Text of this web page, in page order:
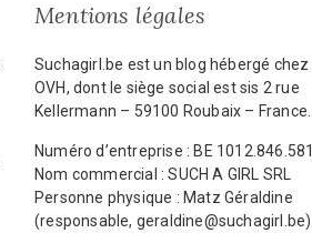
Mentions légales
Suchagirl.be est un blog hébergé chez
OVH, dont le siège social est sis 2 rue
Kellermann – 59100 Roubaix – France.
Numéro d’entreprise : BE 1012.846.581
Nom commercial : SUCH A GIRL SRL
Personne physique : Matz Géraldine
(responsable, geraldine@suchagirl.be)